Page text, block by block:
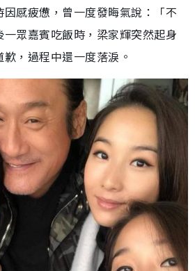
感疲憊，曾一度發晦氣說：「不
眾嘉賓吃飯時，梁家輝突然起身
，過程中還一度落淚。